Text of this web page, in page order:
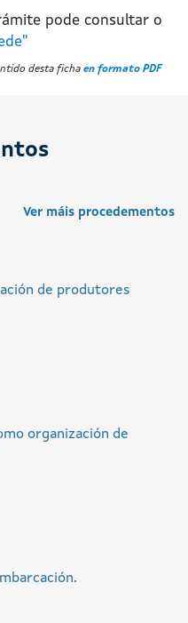
pode consultar o
desta ficha en formato PDF
Ver máis procedementos
de produtores
organización de